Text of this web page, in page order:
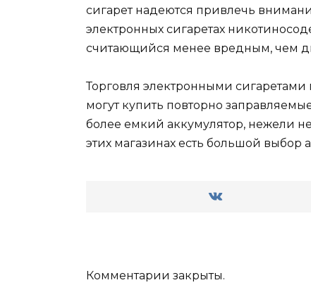
сигарет надеются привлечь
электронных сигаретах
считающийся менее вредным, чем
Торговля электронными
могут купить повторно
более емкий аккумулятор, нежели
этих магазинах есть большой
Комментарии закрыты.